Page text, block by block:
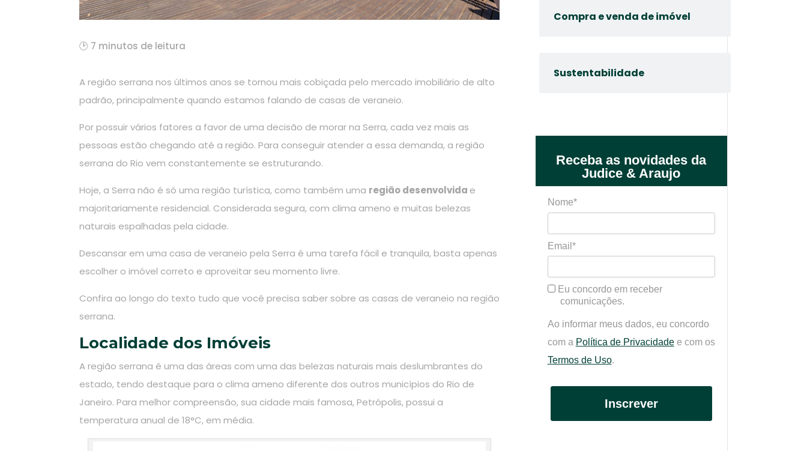
🕑 7 minutos de leitura
A região serrana nos últimos anos se tornou mais cobiçada pelo mercado imobiliário de alto
padrão, principalmente quando estamos falando de casas de veraneio.
Por possuir vários fatores a favor de uma decisão de morar na Serra, cada vez mais as
pessoas estão chegando até a região. Para conseguir atender a essa demanda, a região
serrana do Rio vem constantemente se estruturando.
Hoje, a Serra não é só uma região turística, como também uma região desenvolvida e
majoritariamente residencial. Considerada segura, com clima ameno e muitas belezas
naturais espalhadas pela cidade.
Descansar em uma casa de veraneio pela Serra é uma tarefa fácil e tranquila, basta apenas
escolher o imóvel correto e aproveitar seu momento livre.
Confira ao longo do texto tudo que você precisa saber sobre as casas de veraneio na região
serrana.
Localidade dos Imóveis
A região serrana é uma das áreas com uma das belezas naturais mais deslumbrantes do
estado, tendo destaque para o clima ameno diferente dos outros municípios do Rio de
Janeiro. Para melhor compreensão, sua cidade mais famosa, Petrópolis, possui a
temperatura anual de 18°C, em média.
Compra e venda de imóvel
Sustentabilidade
Receba as novidades da
Judice & Araujo
Nome*
Email*
Eu concordo em receber
comunicações.
Ao informar meus dados, eu concordo
com a Política de Privacidadee com os
Termos de Uso.
Inscrever